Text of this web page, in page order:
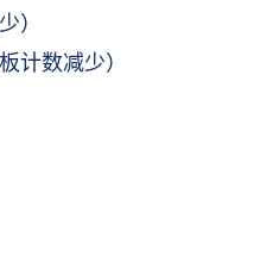
）
计数减少）